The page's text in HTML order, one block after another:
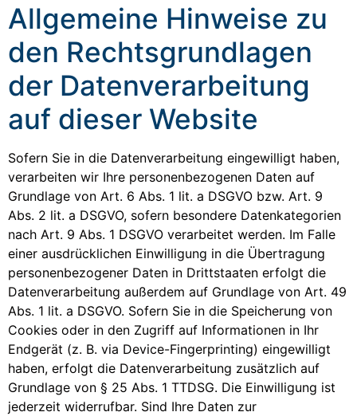
Allgemeine Hinweise zu
den Rechtsgrundlagen
der Datenverarbeitung
auf dieser Website
Sofern Sie in die Datenverarbeitung eingewilligt haben,
verarbeiten wir Ihre personenbezogenen Daten auf
Grundlage von Art. 6 Abs. 1 lit. a DSGVO bzw. Art. 9
Abs. 2 lit. a DSGVO, sofern besondere Datenkategorien
nach Art. 9 Abs. 1 DSGVO verarbeitet werden. Im Falle
einer ausdrücklichen Einwilligung in die Übertragung
personenbezogener Daten in Drittstaaten erfolgt die
Datenverarbeitung außerdem auf Grundlage von Art. 49
Abs. 1 lit. a DSGVO. Sofern Sie in die Speicherung von
Cookies oder in den Zugriff auf Informationen in Ihr
Endgerät (z. B. via Device-Fingerprinting) eingewilligt
haben, erfolgt die Datenverarbeitung zusätzlich auf
Grundlage von § 25 Abs. 1 TTDSG. Die Einwilligung ist
jederzeit widerrufbar. Sind Ihre Daten zur